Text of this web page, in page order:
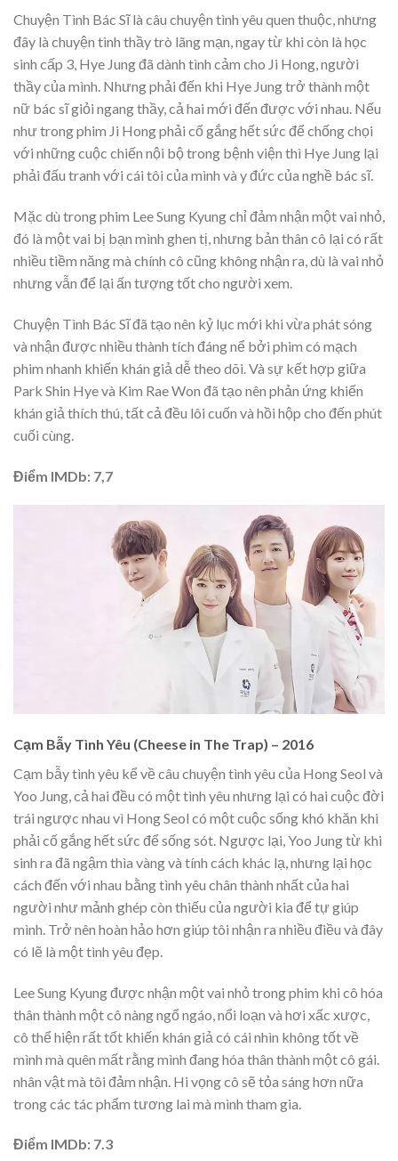
Chuyện Tình Bác Sĩ là câu chuyện tình yêu quen thuộc, nhưng
đây là chuyện tình thầy trò lãng mạn, ngay từ khi còn là học
sinh cấp 3, Hye Jung đã dành tình cảm cho Ji Hong, người
thầy của mình. Nhưng phải đến khi Hye Jung trở thành một
nữ bác sĩ giỏi ngang thầy, cả hai mới đến được với nhau. Nếu
như trong phim Ji Hong phải cố gắng hết sức để chống chọi
với những cuộc chiến nội bộ trong bệnh viện thì Hye Jung lại
phải đấu tranh với cái tôi của mình và y đức của nghề bác sĩ.
Mặc dù trong phim Lee Sung Kyung chỉ đảm nhận một vai nhỏ,
đó là một vai bị bạn mình ghen tị, nhưng bản thân cô lại có rất
nhiều tiềm năng mà chính cô cũng không nhận ra, dù là vai nhỏ
nhưng vẫn để lại ấn tượng tốt cho người xem.
Chuyện Tình Bác Sĩ đã tạo nên kỷ lục mới khi vừa phát sóng
và nhận được nhiều thành tích đáng nể bởi phim có mạch
phim nhanh khiến khán giả dễ theo dõi. Và sự kết hợp giữa
Park Shin Hye và Kim Rae Won đã tạo nên phản ứng khiến
khán giả thích thú, tất cả đều lôi cuốn và hồi hộp cho đến phút
cuối cùng.
Điểm IMDb: 7,7
Cạm Bẫy Tình Yêu (Cheese in The Trap) – 2016
Cạm bẫy tình yêu kể về câu chuyện tình yêu của Hong Seol và
Yoo Jung, cả hai đều có một tình yêu nhưng lại có hai cuộc đời
trái ngược nhau vì Hong Seol có một cuộc sống khó khăn khi
phải cố gắng hết sức để sống sót. Ngược lại, Yoo Jung từ khi
sinh ra đã ngậm thìa vàng và tính cách khác lạ, nhưng lại học
cách đến với nhau bằng tình yêu chân thành nhất của hai
người như mảnh ghép còn thiếu của người kia để tự giúp
mình. Trở nên hoàn hảo hơn giúp tôi nhận ra nhiều điều và đây
có lẽ là một tình yêu đẹp.
Lee Sung Kyung được nhận một vai nhỏ trong phim khi cô hóa
thân thành một cô nàng ngổ ngáo, nổi loạn và hơi xấc xược,
cô thể hiện rất tốt khiến khán giả có cái nhìn không tốt về
mình mà quên mất rằng mình đang hóa thân thành một cô gái.
nhân vật mà tôi đảm nhận. Hi vọng cô sẽ tỏa sáng hơn nữa
trong các tác phẩm tương lai mà mình tham gia.
Điểm IMDb: 7.3